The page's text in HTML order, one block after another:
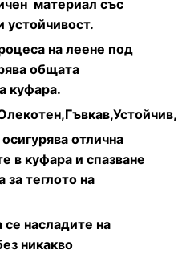
материал със
устойчивост.
на леене под
общата
куфара.
отлична
в куфара и спазване
за теглото на
се насладите на
никакво